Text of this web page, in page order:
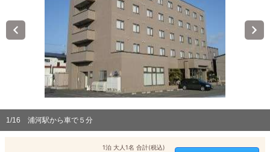
1/16 浦河駅から車で５分
1泊 大人1名 合計(税込)